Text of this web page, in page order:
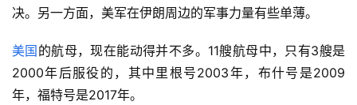
决。另一方面，美军在伊朗周边的军事力量有些单薄。
美国 的航母，现在能动得并不多。11艘航母中，只有3艘是
2000年后服役的，其中里根号2003年，布什号是2009
年，福特号是2017年。